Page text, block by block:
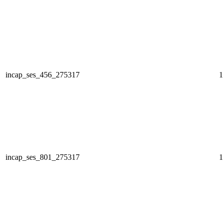
incap_ses_456_275317
incap_ses_801_275317